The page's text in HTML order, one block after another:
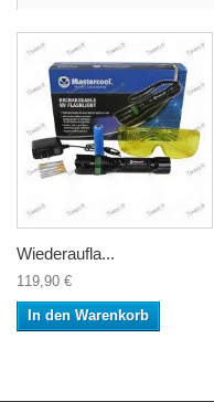
Wiederaufla...
119,90 €
In den Warenkorb